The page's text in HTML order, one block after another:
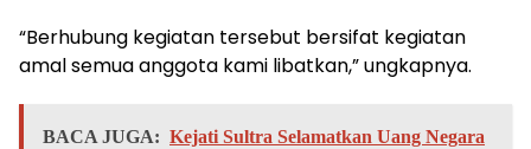
“Berhubung kegiatan tersebut bersifat kegiatan
amal semua anggota kami libatkan,” ungkapnya.
BACA JUGA: Kejati Sultra Selamatkan Uang Negara